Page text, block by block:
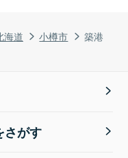
海道 小樽市 築港
さがす